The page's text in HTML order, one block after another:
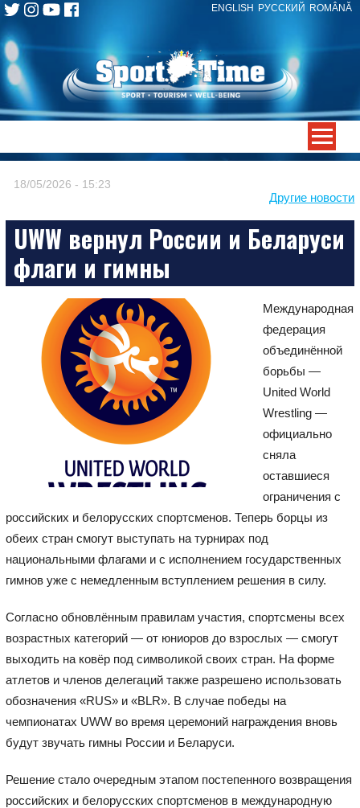
ENGLISH РУССКИЙ ROMÂNĂ
Skip
to
content
Другие новости
18/05/2026 - 15:23
UWW вернул России и Беларуси
флаги и гимны
Международная
федерация
объединённой
борьбы —
United World
Wrestling—
официально
сняла
оставшиеся
ограничения с
российских и белорусских спортсменов. Теперь борцы из
обеих стран смогут выступать на турнирах под
национальными флагами и с исполнением государственных
гимнов уже с немедленным вступлением решения в силу.
Согласно обновлённым правилам участия, спортсмены всех
возрастных категорий — от юниоров до взрослых — смогут
выходить на ковёр под символикой своих стран. На форме
атлетов и членов делегаций также разрешено использовать
обозначения «RUS» и «BLR». В случае победы на
чемпионатах UWW во время церемоний награждения вновь
будут звучать гимны России и Беларуси.
Решение стало очередным этапом постепенного возвращения
российских и белорусских спортсменов в международную